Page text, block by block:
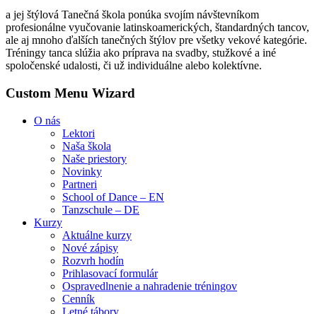
a jej štýlová Tanečná škola ponúka svojím návštevníkom
profesionálne vyučovanie latinskoamerických, štandardných tancov,
ale aj mnoho ďalších tanečných štýlov pre všetky vekové kategórie.
Tréningy tanca slúžia ako príprava na svadby, stužkové a iné
spoločenské udalosti, či už individuálne alebo kolektívne.
Custom Menu Wizard
O nás
Lektori
Naša škola
Naše priestory
Novinky
Partneri
School of Dance – EN
Tanzschule – DE
Kurzy
Aktuálne kurzy
Nové zápisy
Rozvrh hodín
Prihlasovací formulár
Ospravedlnenie a nahradenie tréningov
Cenník
Letné tábory